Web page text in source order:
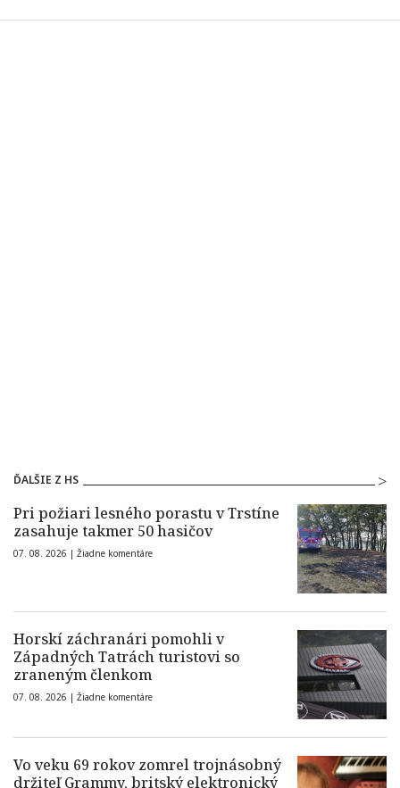
ĎALŠIE Z HS
Pri požiari lesného porastu v Trstíne
zasahuje takmer 50 hasičov
07. 08. 2026 | Žiadne komentáre
Horskí záchranári pomohli v
Západných Tatrách turistovi so
zraneným členkom
07. 08. 2026 | Žiadne komentáre
Vo veku 69 rokov zomrel trojnásobný
držiteľ Grammy, britský elektronický